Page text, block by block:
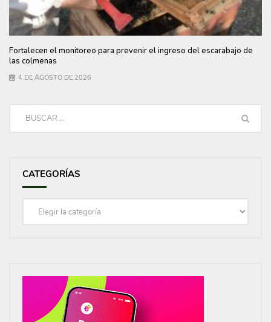
Fortalecen el monitoreo para prevenir el ingreso del escarabajo de
las colmenas
4 DE AGOSTO DE 2026
CATEGORÍAS
Categorías